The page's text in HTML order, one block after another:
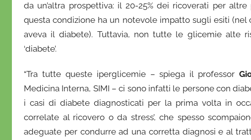
o
da un’altra prospettiva: il 20-25% dei ricoverati per
questa condizione ha un notevole impatto sugli esiti (nel
aveva il diabete). Tuttavia, non tutte le glicemie alte
‘diabete’.
“Tra tutte queste iperglicemie – spiega il professor
Medicina Interna, SIMI – ci sono infatti le persone con
i casi di diabete diagnosticati per la prima volta in
correlate al ricovero o da stress’, che spesso
adeguate per condurre ad una corretta diagnosi e al